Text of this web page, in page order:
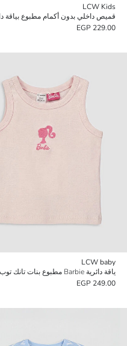
LCW Kids
229.00 EGP
LCW baby
ياقة دائرية Barbie مطبوع بنات تانك توب
249.00 EGP